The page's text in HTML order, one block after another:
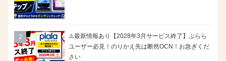
⚠️最新情報あり【2028年3月サービス終了】ぷらら
ユーザー必見！のりかえ先は断然OCN！お急ぎくだ
さい